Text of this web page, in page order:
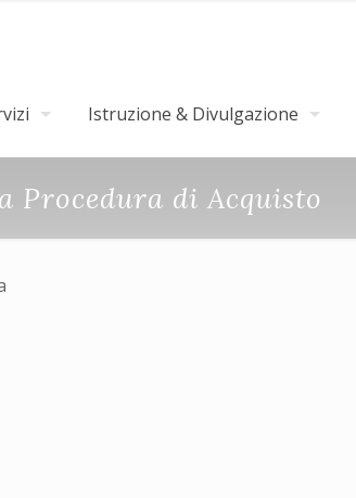
Istruzione & Divulgazione
Procedura di Acquisto